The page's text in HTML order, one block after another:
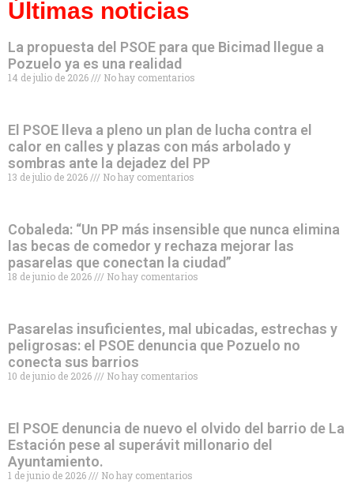
Últimas noticias
La propuesta del PSOE para que Bicimad llegue a
Pozuelo ya es una realidad
14 de julio de 2026 No hay comentarios
El PSOE lleva a pleno un plan de lucha contra el
calor en calles y plazas con más arbolado y
sombras ante la dejadez del PP
13 de julio de 2026 No hay comentarios
Cobaleda: “Un PP más insensible que nunca elimina
las becas de comedor y rechaza mejorar las
pasarelas que conectan la ciudad”
18 de junio de 2026 No hay comentarios
Pasarelas insuficientes, mal ubicadas, estrechas y
peligrosas: el PSOE denuncia que Pozuelo no
conecta sus barrios
10 de junio de 2026 No hay comentarios
El PSOE denuncia de nuevo el olvido del barrio de La
Estación pese al superávit millonario del
Ayuntamiento.
1 de junio de 2026 No hay comentarios